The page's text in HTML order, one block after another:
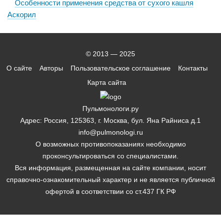
Особенности применения средства от сухого кашля
Аскорил
© 2013 — 2025
О сайте
Авторы Пользовательское соглашение
Контакты
Карта сайта
Пульмонологи.ру
Адрес: Россия, 125363, г. Москва, бул. Яна Райниса д.1
info@pulmonologi.ru
О возможных противопоказаниях необходимо
проконсультироваться со специалистами.
Вся информация, размещенная на сайте компании, носит
справочно-ознакомительный характер и не является публичной
офертой в соответствии со ст.437 ГК РФ